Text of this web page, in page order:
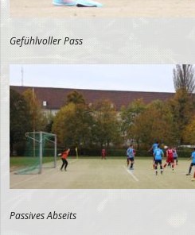
Gefühlvoller Pass
Passives Abseits